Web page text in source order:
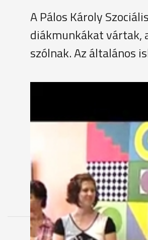
A Pálos Károly
diákmunkákat vártak,
szólnak. Az általános
A szervezők célja az volt,
fejleszthetik